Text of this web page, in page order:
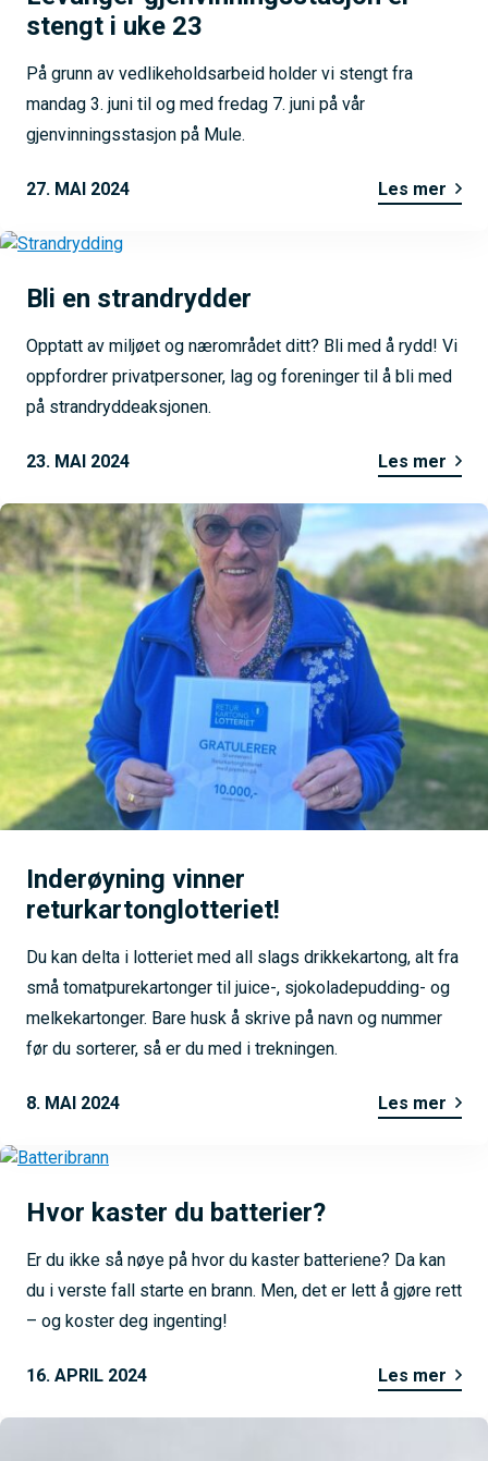
stengt i uke 23
På grunn av vedlikeholdsarbeid holder vi stengt fra
mandag 3. juni til og med fredag 7. juni på vår
gjenvinningsstasjon på Mule.
27. MAI 2024 Les mer
Bli en strandrydder
Opptatt av miljøet og nærområdet ditt? Bli med å rydd! Vi
oppfordrer privatpersoner, lag og foreninger til å bli med
på strandryddeaksjonen.
23. MAI 2024 Les mer
Inderøyning vinner
returkartonglotteriet!
Du kan delta i lotteriet med all slags drikkekartong, alt fra
små tomatpurekartonger til juice-, sjokoladepudding- og
melkekartonger. Bare husk å skrive på navn og nummer
før du sorterer, så er du med i trekningen.
8. MAI 2024 Les mer
Hvor kaster du batterier?
Er du ikke så nøye på hvor du kaster batteriene? Da kan
du i verste fall starte en brann. Men, det er lett å gjøre rett
– og koster deg ingenting!
16. APRIL 2024 Les mer